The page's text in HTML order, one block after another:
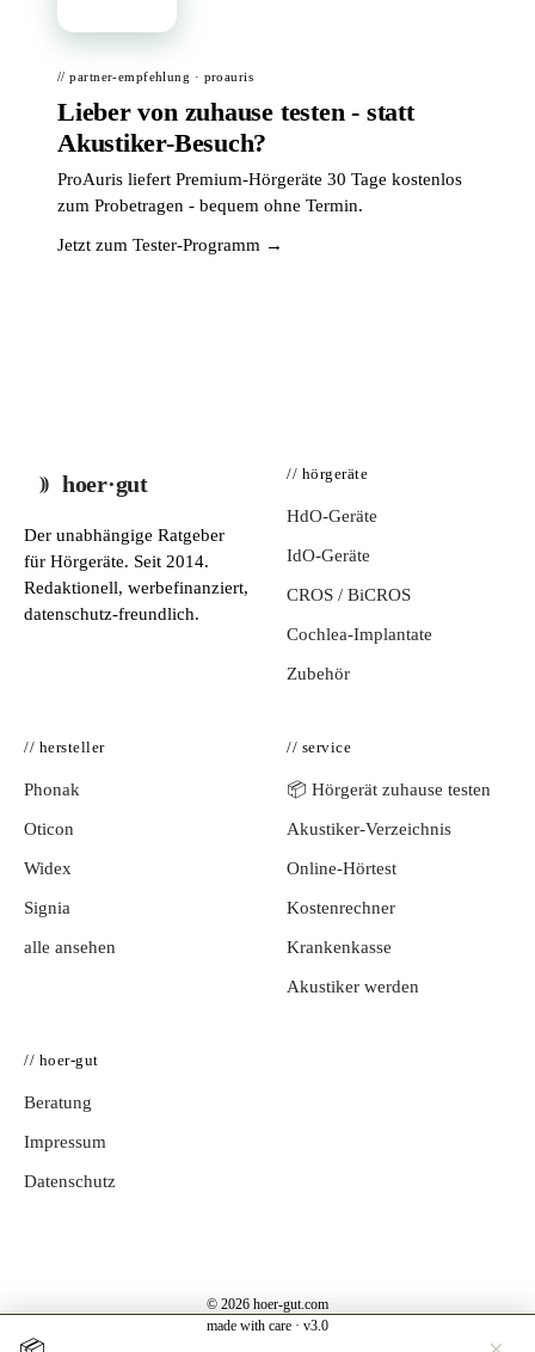
// partner-empfehlung · proauris
Lieber von zuhause testen - statt
Akustiker-Besuch?
ProAuris liefert Premium-Hörgeräte 30 Tage kostenlos
zum Probetragen - bequem ohne Termin.
Jetzt zum Tester-Programm →
hoer·gut
Der unabhängige Ratgeber
für Hörgeräte. Seit 2014.
Redaktionell, werbefinanziert,
datenschutz-freundlich.
// hörgeräte
HdO-Geräte
IdO-Geräte
CROS / BiCROS
Cochlea-Implantate
Zubehör
// hersteller
Phonak
Oticon
Widex
Signia
alle ansehen
// service
📦 Hörgerät zuhause testen
Akustiker-Verzeichnis
Online-Hörtest
Kostenrechner
Krankenkasse
Akustiker werden
// hoer-gut
Beratung
Impressum
Datenschutz
© 2026 hoer-gut.com
made with care · v3.0